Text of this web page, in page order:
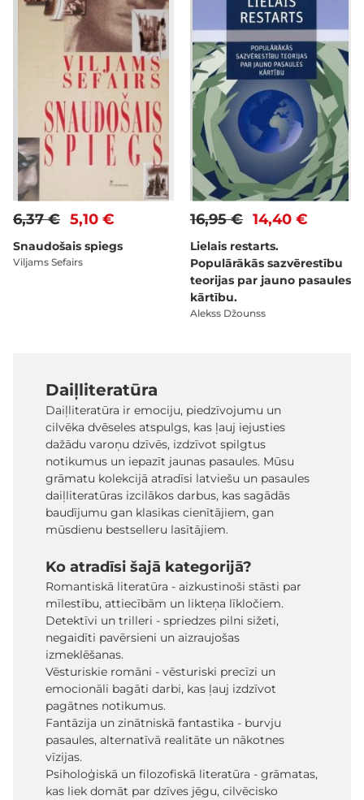
5,10 €
6,37 €
Snaudošais spiegs
Viljams Sefairs
14,40 €
16,95 €
Lielais restarts.
Populārākās sazvērestību
teorijas par jauno pasaules
kārtību.
Alekss Džounss
Daiļliteratūra
Daiļliteratūra ir emociju, piedzīvojumu un
cilvēka dvēseles atspulgs, kas ļauj iejusties
dažādu varoņu dzīvēs, izdzīvot spilgtus
notikumus un iepazīt jaunas pasaules. Mūsu
grāmatu kolekcijā atradīsi latviešu un pasaules
daiļliteratūras izcilākos darbus, kas sagādās
baudījumu gan klasikas cienītājiem, gan
mūsdienu bestselleru lasītājiem.
Ko atradīsi šajā kategorijā?
Romantiskā literatūra - aizkustinoši stāsti par
mīlestību, attiecībām un likteņa līkločiem.
Detektīvi un trilleri - spriedzes pilni sižeti,
negaidīti pavērsieni un aizraujošas
izmeklēšanas.
Vēsturiskie romāni - vēsturiski precīzi un
emocionāli bagāti darbi, kas ļauj izdzīvot
pagātnes notikumus.
Fantāzija un zinātniskā fantastika - burvju
pasaules, alternatīvā realitāte un nākotnes
vīzijas.
Psiholoģiskā un filozofiskā literatūra - grāmatas,
kas liek domāt par dzīves jēgu, cilvēcisko